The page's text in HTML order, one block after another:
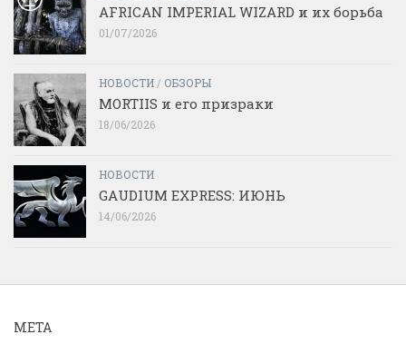
AFRICAN IMPERIAL WIZARD и их борьба
01/07/2026
НОВОСТИ/ ОБЗОРЫ
MORTIIS и его призраки
18/06/2026
НОВОСТИ
GAUDIUM EXPRESS: ИЮНЬ
14/06/2026
МЕТА